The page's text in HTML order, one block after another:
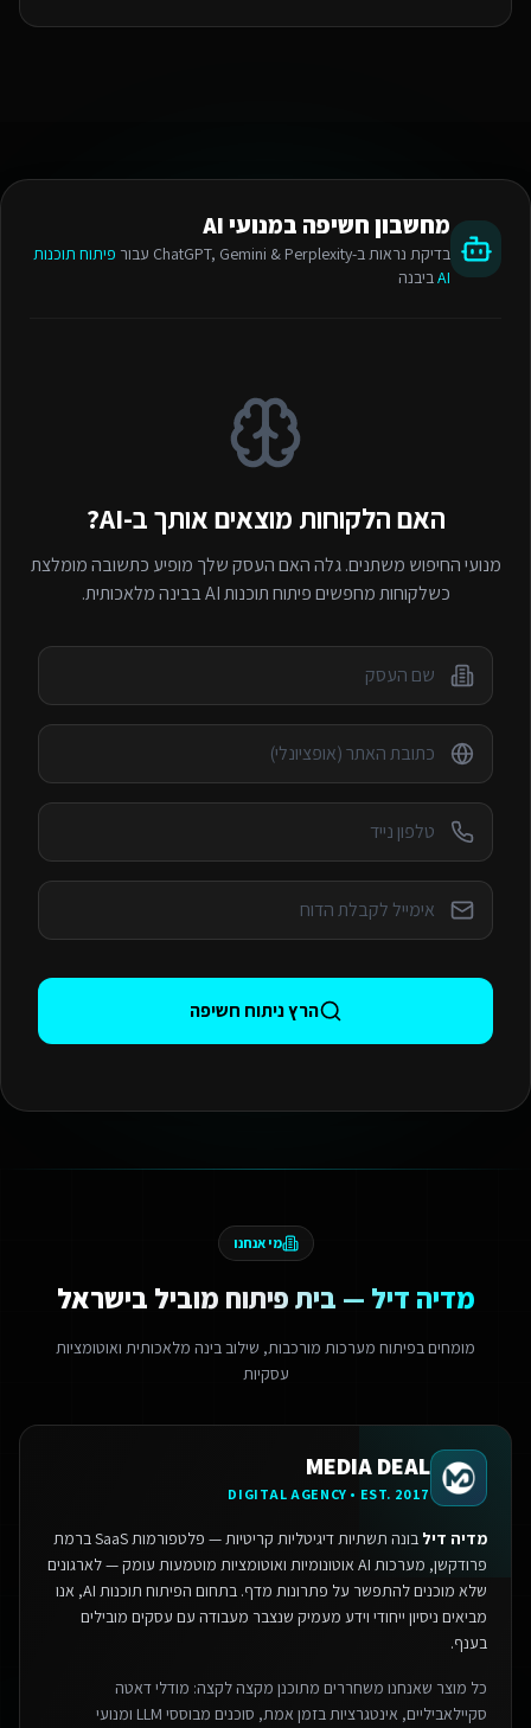
מחשבון חשיפה במנועי AI
בדיקת נראות ב-ChatGPT, Gemini & Perplexity עבור
פיתוח תוכנות
AIביבנה
האם הלקוחות מוצאים אותך ב-AI?
מנועי החיפוש משתנים. גלה האם העסק שלך מופיע כתשובה מומלצת
כשלקוחות מחפשיםפיתוח תוכנות AI בבינה מלאכותית.
הרץ ניתוח חשיפה
מי אנחנו
מדיה דיל — בית פיתוח מוביל בישראל
מומחים בפיתוח מערכות מורכבות, שילוב בינה מלאכותית ואוטומציות
עסקיות
MEDIA DEAL
DIGITAL AGENCY • EST. 2017
מדיה דיל
בונה תשתיות דיגיטליות קריטיות — פלטפורמות SaaS ברמת
פרודקשן, מערכות AI אוטונומיות ואוטומציות מוטמעות עומק — לארגונים
שלא מוכנים להתפשר על פתרונות מדף.
בתחום הפיתוח תוכנות AI, אנו
מביאים ניסיון ייחודי וידע מעמיק שנצבר מעבודה עם עסקים מובילים
בענף.
כל מוצר שאנחנו משחררים מתוכנן מקצה לקצה: מודלי דאטה
סקיילאביליים, אינטגרציות בזמן אמת, סוכנים מבוססי LLM ומנועי